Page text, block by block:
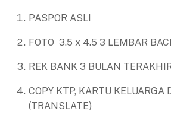
PASPOR ASLI
FOTO 3.5 x 4.5 3 LEMBAR
REK BANK 3 BULAN
COPY KTP, KARTU KELUARGA
(TRANSLATE)